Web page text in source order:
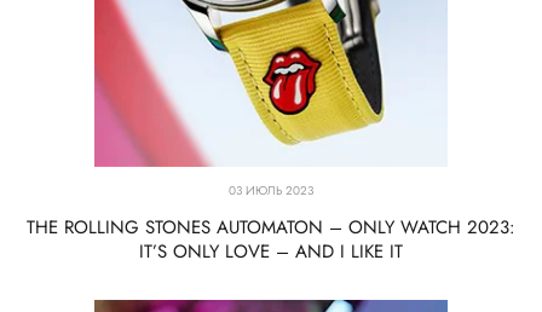
03 ИЮЛЬ 2023
THE ROLLING STONES AUTOMATON – ONLY WATCH 2023:
IT’S ONLY LOVE – AND I LIKE IT